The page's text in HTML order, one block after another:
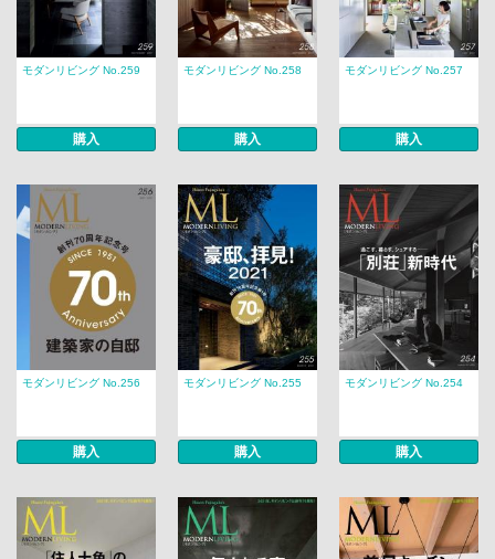
モダンリビング No.259
購入
モダンリビング No.258
購入
モダンリビング No.257
購入
モダンリビング No.256
購入
モダンリビング No.255
購入
モダンリビング No.254
購入